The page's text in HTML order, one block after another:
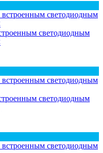
светодиодным
светодиодным